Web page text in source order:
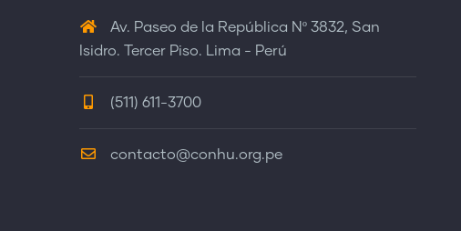
Av. Paseo de la República Nº 3832, San
Isidro. Tercer Piso. Lima - Perú
(511) 611-3700
contacto@conhu.org.pe